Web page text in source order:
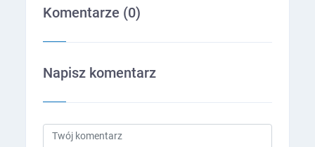
Komentarze (0)
Napisz komentarz